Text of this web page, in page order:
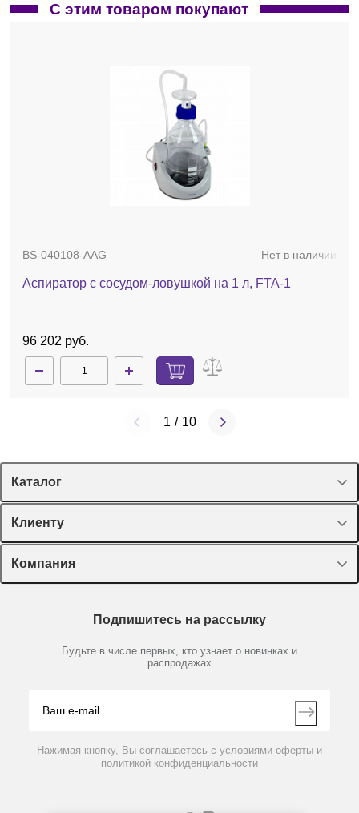
С этим товаром покупают
BS-040108-AAG Нет в наличии
Аспиратор с сосудом-ловушкой на 1 л, FTA-1
96 202 руб.
1 / 10
Каталог
Спецпредложения
Оборудование, приборы
Пластик, стекло, принадлежности
Химические реактивы, препараты, наборы
Производители
Клиенту
Лекторий Диаэм
Доставка и оплата
Мобильное приложение
Компания
Партнеры
Контакты
Подпишитесь на рассылку
Будьте в числе первых, кто узнает о новинках и
распродажах
Нажимая кнопку, Вы соглашаетесь с условиями оферты и
политикой конфиденциальности